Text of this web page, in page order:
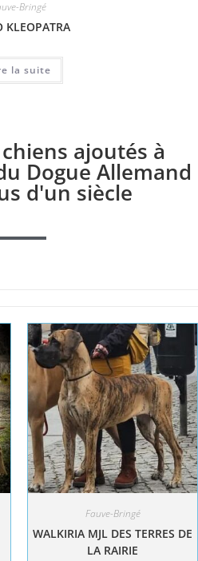
Bringé
KLEOPATRA
la suite
ajoutés à
Dogue Allemand
d'un siècle
Fauve-Bringé
WALKIRIA MJL DES TERRES DE
LA RAIRIE